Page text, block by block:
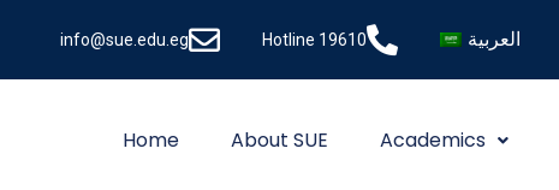
info@sue.edu.eg Hotline 19610 العربية
Home About SUE Academics